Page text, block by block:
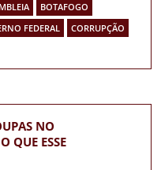
BOTAFOGO
FEDERAL
CORRUPÇÃO
NO
QUE ESSE